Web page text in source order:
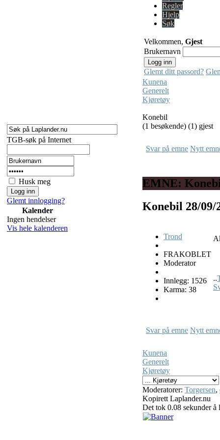
TGB-søk på Internet
Husk meg
Glemt innlogging?
Kalender
Ingen hendelser
Vis hele kalenderen
Regler
Hjelp
Søk
Velkommen, Gjest
Brukernavn
Glemt ditt passord?
Kunena
Generelt
Kjøretøy
Konebil
(1 besøkende) (1) gjest
Svar på emne Nytt
EMNE:
Konebil 28/09/
Trond
FRAKOBLET
Moderator
Innlegg: 1526
Karma: 38
..
Svar på emne Nytt
Kunena
Generelt
Kjøretøy
Moderatorer: Torgersen,
Kopirett Laplander.nu
Det tok 0.08 sekunder å